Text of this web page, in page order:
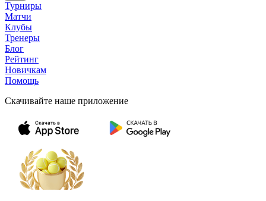
Турниры
Матчи
Клубы
Тренеры
Блог
Рейтинг
Новичкам
Помощь
Скачивайте наше приложение